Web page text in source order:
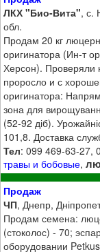
ЛКХ "Био-Вита", с.
обл.
Продам 20 кг
оригинатора (Ин-т
Херсон). Проверяли
проросло и с
оригинатора:
зона для
(52-92 діб).
101,8. Доставка
Тел: 099 469-63-27,
травы и бобовые,
Продаж
ЧП, Днепр,
Продам семена:
(стоколос) - 70;
оборудовании